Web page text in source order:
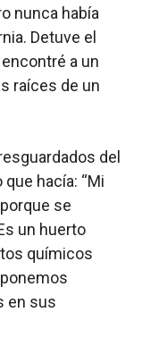
nunca había
Detuve el
a un
raíces de un
del
hacía: “Mi
se
un huerto
químicos
en sus